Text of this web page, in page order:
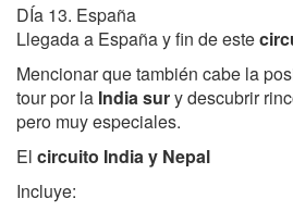
DÍa 13. España
Llegada a España y fin de este
Mencionar que también cabe la
tour por la India sury descubrir
pero muy especiales.
El circuito India y Nepal
Incluye: